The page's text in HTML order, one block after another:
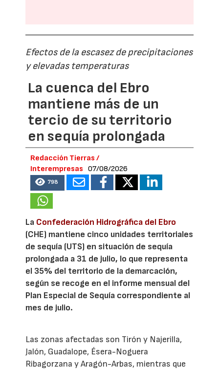
Efectos de la escasez de precipitaciones
y elevadas temperaturas
La cuenca del Ebro
mantiene más de un
tercio de su territorio
en sequía prolongada
Redacción Tierras /
Interempresas
07/08/2026
798
La Confederación Hidrográfica del Ebro
(CHE) mantiene cinco unidades territoriales
de sequía (UTS) en situación de sequía
prolongada a 31 de julio, lo que representa
el 35% del territorio de la demarcación,
según se recoge en el informe mensual del
Plan Especial de Sequía correspondiente al
mes de julio.
Las zonas afectadas son Tirón y Najerilla,
Jalón, Guadalope, Ésera-Noguera
Ribagorzana y Aragón-Arbas, mientras que